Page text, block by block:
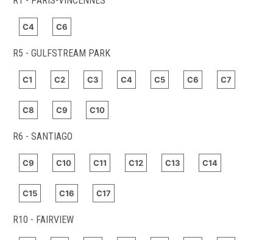
C4 C6
R5 - GULFSTREAM PARK
C1 C2 C3 C4 C5 C6 C7
C8 C9 C10
R6 - SANTIAGO
C9 C10 C11 C12 C13 C14
C15 C16 C17
R10 - FAIRVIEW